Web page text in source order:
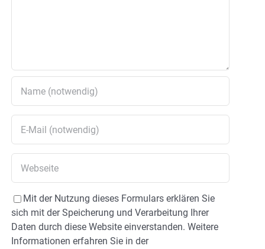
Mit der Nutzung dieses Formulars erklären Sie
sich mit der Speicherung und Verarbeitung Ihrer
Daten durch diese Website einverstanden. Weitere
Informationen erfahren Sie in der